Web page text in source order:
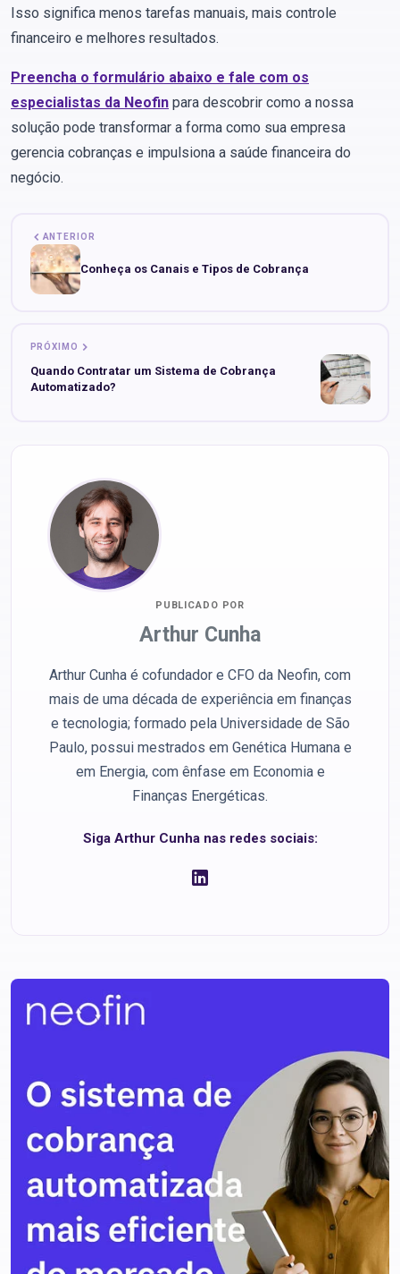
Isso significa menos tarefas manuais, mais controle
financeiro e melhores resultados.
Preencha o formulário abaixo e fale com os
especialistas da Neofin para descobrir como a nossa
solução pode transformar a forma como sua empresa
gerencia cobranças e impulsiona a saúde financeira do
negócio.
ANTERIOR
Conheça os Canais e Tipos de Cobrança
PRÓXIMO
Quando Contratar um Sistema de Cobrança
Automatizado?
PUBLICADO POR
Arthur Cunha
Arthur Cunha é cofundador e CFO da Neofin, com
mais de uma década de experiência em finanças
e tecnologia; formado pela Universidade de São
Paulo, possui mestrados em Genética Humana e
em Energia, com ênfase em Economia e
Finanças Energéticas.
Siga Arthur Cunha nas redes sociais: